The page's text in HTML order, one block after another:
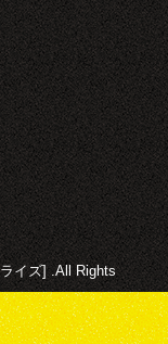
イズ] .All Rights